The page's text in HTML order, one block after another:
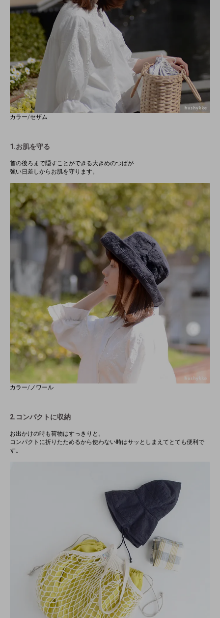
カラー/セザム
1.お肌を守る
首の後ろまで隠すことができる大きめのつばが
強い日差しからお肌を守ります。
カラー/ノワール
2.コンパクトに収納
お出かけの時も荷物はすっきりと。
コンパクトに折りたためるから使わない時はサッとしまえてとても便利で
す。